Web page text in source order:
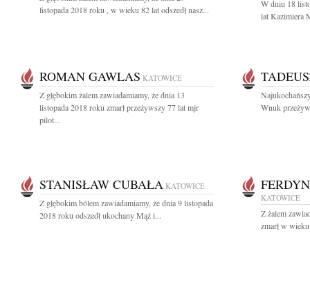
listopada 2018 roku , w wieku 82 lat odszedł nasz...
W dniu 18
lat Kazimiera
ROMAN GAWLAS KATOWICE
Z głębokim żalem zawiadamiamy, że dnia 13
listopada 2018 roku zmarł przeżywszy 77 lat mjr
pilot...
Wnuk
STANISŁAW CUBAŁA KATOWICE
Z głębokim bólem zawiadamiamy, że dnia 9 listopada
2018 roku odszedł ukochany Mąż i...
KATOWICE
Z żalem
zmarł w